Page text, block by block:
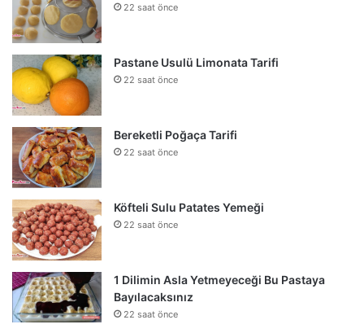
22 saat önce
Pastane Usulü Limonata Tarifi
22 saat önce
Bereketli Poğaça Tarifi
22 saat önce
Köfteli Sulu Patates Yemeği
22 saat önce
1 Dilimin Asla Yetmeyeceği Bu Pastaya
Bayılacaksınız
22 saat önce